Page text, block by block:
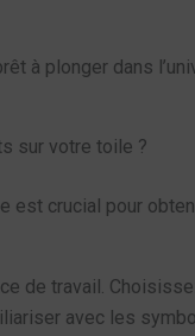
à plonger dans
sur votre toile ?
est crucial pour
de travail.
avec les